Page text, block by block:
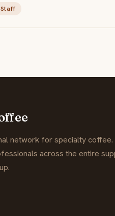
Staff
network for specialty coffee.
across the entire